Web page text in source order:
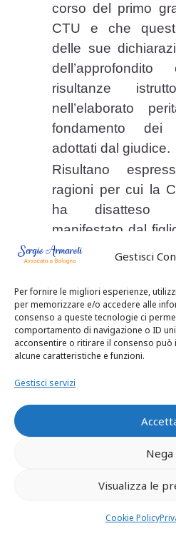
Gestisci
Per fornire le migliori esperienze,
per memorizzare e/o accedere alle
consenso a queste tecnologie ci
comportamento di navigazione o ID
acconsentire o ritirare il consenso può
alcune caratteristiche e funzioni.
Gestisci servizi
Nega
Visualizza le
Cookie Policy
corso del primo
CTU e che
delle sue
risultanze
nell’elaborato
fondamento dei
adottati dal giudice.
Risultano
ragioni per cui la
ha disatteso
manifestato dal
Milano dal padre:
appariva
comportamento
opposizione
comportamento
i genitori a favore
“manifestare
del suo rientro a
impossibilità
coinvolgerlo “in